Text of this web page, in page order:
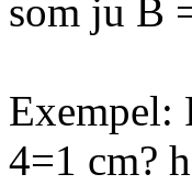
som ju B
Exempel:
4=1 cm?